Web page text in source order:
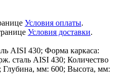
Условия оплаты.
Условия доставки.
AISI 430; Форма каркаса:
сталь AISI 430; Количество
мм: 600; Высота, мм: